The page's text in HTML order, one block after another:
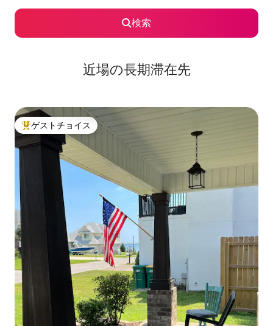
検索
近場の長期滞在先
大好評のゲストチョイスです。
ゲストチョイス